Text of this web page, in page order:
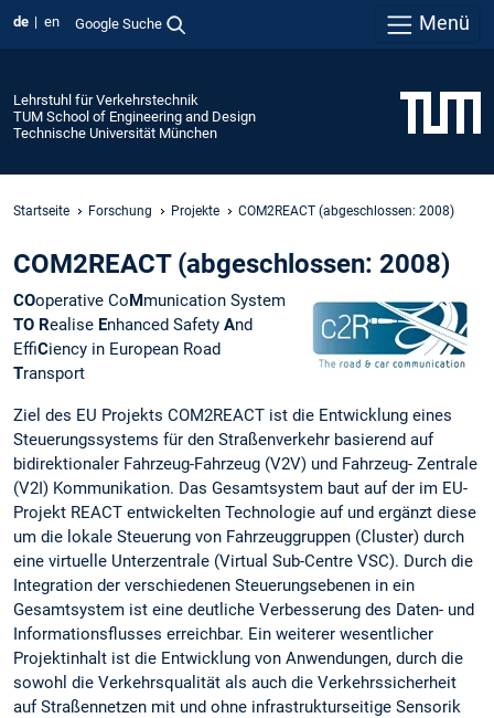
de en Google Suche Menü
Lehrstuhl für Verkehrstechnik
TUM School of Engineering and Design
Technische Universität München
Startseite Forschung Projekte COM2REACT (abgeschlossen: 2008)
COM2REACT (abgeschlossen: 2008)
COoperative Co Mmunication System
TO Realise Enhanced Safety And
EffiCiency in European Road
Transport
Ziel des EU Projekts COM2REACT ist die Entwicklung eines
Steuerungssystems für den Straßenverkehr basierend auf
bidirektionaler Fahrzeug-Fahrzeug (V2V) und Fahrzeug- Zentrale
(V2I) Kommunikation. Das Gesamtsystem baut auf der im EU-
Projekt REACT entwickelten Technologie auf und ergänzt diese
um die lokale Steuerung von Fahrzeuggruppen (Cluster) durch
eine virtuelle Unterzentrale (Virtual Sub-Centre VSC). Durch die
Integration der verschiedenen Steuerungsebenen in ein
Gesamtsystem ist eine deutliche Verbesserung des Daten- und
Informationsflusses erreichbar. Ein weiterer wesentlicher
Projektinhalt ist die Entwicklung von Anwendungen, durch die
sowohl die Verkehrsqualität als auch die Verkehrssicherheit
auf Straßennetzen mit und ohne infrastrukturseitige Sensorik